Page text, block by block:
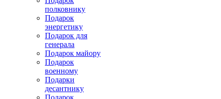
полковнику
Подарок
энергетику
Подарок для
генерала
Подарок майору
Подарок
военному
Подарки
десантнику
Подарок